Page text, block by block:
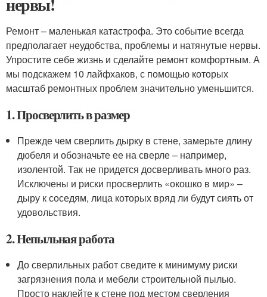
Ремонт – маленькая катастрофа. Это событие всегда
предполагает неудобства, проблемы и натянутые нервы.
Упростите себе жизнь и сделайте ремонт комфортным. А
мы подскажем 10 лайфхаков, с помощью которых
масштаб ремонтных проблем значительно уменьшится.
1. Просверлить в размер
Прежде чем сверлить дырку в стене, замерьте длину
дюбеля и обозначьте ее на сверле – например,
изолентой. Так не придется досверливать много раз.
Исключены и риски просверлить «окошко в мир» –
дыру к соседям, лица которых вряд ли будут сиять от
удовольствия.
2. Непыльная работа
До сверлильных работ сведите к минимуму риски
загрязнения пола и мебели строительной пылью.
Просто наклейте к стене под местом сверления